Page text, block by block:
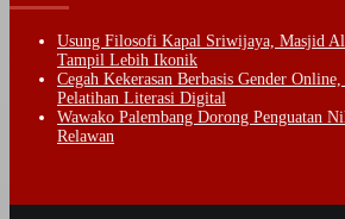
Usung Filosofi Kapal Sriwijaya, Masjid
Tampil Lebih Ikonik
Cegah Kekerasan Berbasis Gender
Pelatihan Literasi Digital
Wawako Palembang Dorong Penguatan
Relawan